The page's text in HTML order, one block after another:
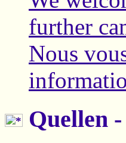
further
Nous
Quellen